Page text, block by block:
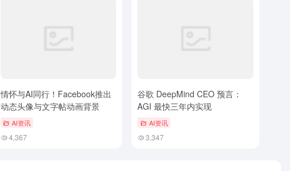
情怀与AI同行！Facebook推出
动态头像与文字帖动画背景
AI资讯
4,367
谷歌 DeepMind CEO 预言：
AGI 最快三年内实现
AI资讯
3,347